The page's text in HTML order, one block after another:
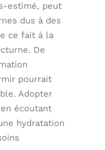
estimé, peut
dus à des
ce fait à la
De
pourrait
Adopter
écoutant
hydratation